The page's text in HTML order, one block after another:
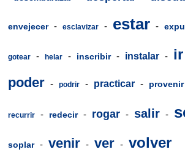
envejecer - esclavizar - estar -
gotear - helar - inscribir - instalar - ir
poder - podrir - practicar - provenir
recurrir - redecir - rogar - salir -
soplar - venir - ver - volver